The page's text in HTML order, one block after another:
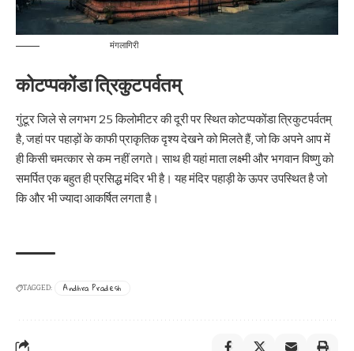
मंगलागिरी
कोटप्पकोंडा त्रिकुटपर्वतम्
गुंटूर जिले से लगभग 25 किलोमीटर की दूरी पर स्थित कोटप्पकोंडा त्रिकुटपर्वतम्
है, जहां पर पहाड़ों के काफी प्राकृतिक दृश्य देखने को मिलते हैं, जो कि अपने आप में
ही किसी चमत्कार से कम नहीं लगते। साथ ही यहां माता लक्ष्मी और भगवान विष्णु को
समर्पित एक बहुत ही प्रसिद्ध मंदिर भी है। यह मंदिर पहाड़ी के ऊपर उपस्थित है जो
कि और भी ज्यादा आकर्षित लगता है।
TAGGED: Andhra Pradesh